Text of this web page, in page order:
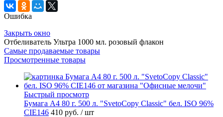
Ошибка
Закрыть окно
Отбеливатель Ультра 1000 мл. розовый флакон
Самые продаваемые товары
Просмотренные товары
Быстрый просмотр
Бумага А4 80 г. 500 л. "SvetoCopy Classic" бел. ISO 96%
CIE146 410 руб. / шт